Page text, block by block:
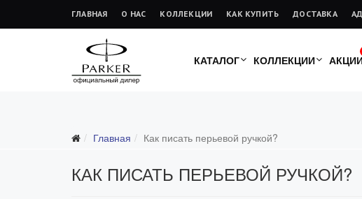
ГЛАВНАЯ О НАС КОЛЛЕКЦИИ КАК КУПИТЬ ДОСТАВКА
КАТАЛОГ КОЛЛЕКЦИИ
Главная Как писать перьевой ручкой?
КАК ПИСАТЬ ПЕРЬЕВОЙ РУЧКОЙ?